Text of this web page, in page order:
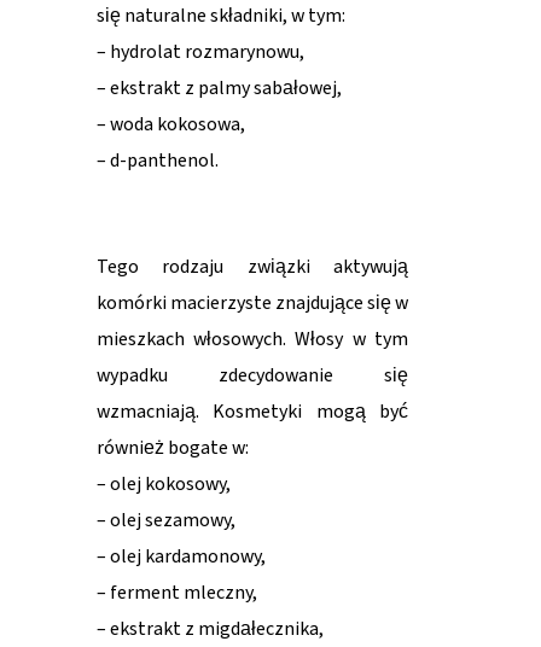
się naturalne składniki, w tym:
– hydrolat rozmarynowu,
– ekstrakt z palmy sabałowej,
– woda kokosowa,
– d-panthenol.
Tego rodzaju związki aktywują
komórki macierzyste znajdujące się w
mieszkach włosowych. Włosy w tym
wypadku zdecydowanie się
wzmacniają. Kosmetyki mogą być
również bogate w:
– olej kokosowy,
– olej sezamowy,
– olej kardamonowy,
– ferment mleczny,
– ekstrakt z migdałecznika,